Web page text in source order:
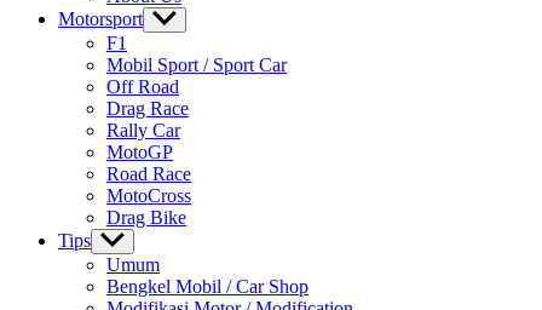
Motorsport Show
sub
menu
F1
Mobil Sport / Sport Car
Off Road
Drag Race
Rally Car
MotoGP
Road Race
MotoCross
Drag Bike
Tips Show
sub
menu
Umum
Bengkel Mobil / Car Shop